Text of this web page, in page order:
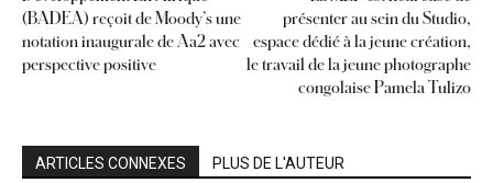
(BADEA) reçoit de Moody’s une
notation inaugurale de Aa2 avec
perspective positive
présenter au sein du Studio,
espace dédié à la jeune création,
le travail de la jeune photographe
congolaise Pamela Tulizo
ARTICLES CONNEXES PLUS DE L'AUTEUR